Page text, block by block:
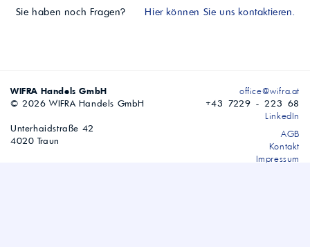
Sie haben noch Fragen? Hier können Sie uns kontaktieren.
WIFRA Handels GmbH
© 2026 WIFRA Handels GmbH
Unterhaidstraße 42
4020 Traun
office@wifra.at
+43 7229 - 223 68
LinkedIn
AGB
Kontakt
Impressum